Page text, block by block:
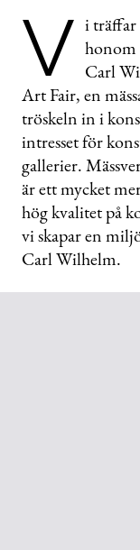
0
seconds
of
minute,
seconds
V i
honom
Carl
Art Fair, en
tröskeln in i
intresset för
gallerier.
är ett mycket
hög kvalitet på
vi skapar en
Carl Wilhelm.